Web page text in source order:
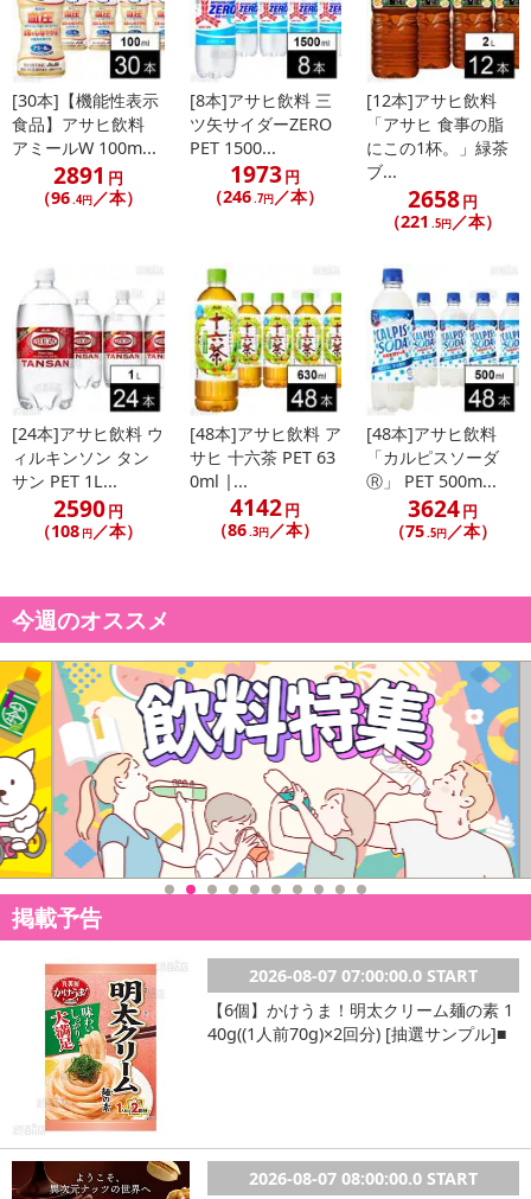
[30本]【機能性表示
食品】アサヒ飲料
アミールW 100m...
2891 円
（96.4円／本）
[8本]アサヒ飲料 三
ツ矢サイダーZERO
PET 1500...
1973円
（246.7円／本）
[12本]アサヒ飲料
「アサヒ 食事の脂
にこの1杯。」緑茶
ブ...
2658円
（221 .5円／本）
[24本]アサヒ飲料 ウ
ィルキンソン タン
サン PET 1L...
2590円
（108 円／本）
[48本]アサヒ飲料 ア
サヒ 十六茶 PET 63
0ml |...
4142円
（86.3円／本）
[48本]アサヒ飲料
「カルピスソーダ
Ⓡ」 PET 500m...
3624円
（75.5円／本）
今週のオススメ
掲載予告
2026-08-07 07:00:00.0 START
【6個】かけうま！明太クリーム麺の素 1
40g((1人前70g)×2回分) [抽選サンプル]■
2026-08-07 08:00:00.0 START